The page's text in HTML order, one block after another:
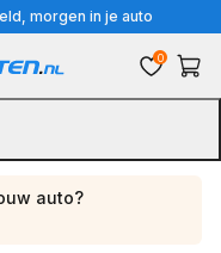
morgen in je auto
0
auto?